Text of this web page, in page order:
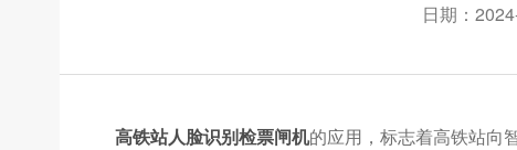
日期：
高铁站人脸识别检票闸机的应用，标志着高铁站向